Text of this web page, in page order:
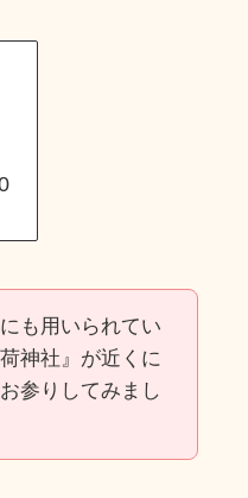
も用いられてい
神社』が近くに
参りしてみまし